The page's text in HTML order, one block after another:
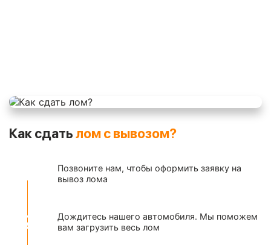
Как сдатьлом с вывозом?
Позвоните нам, чтобы оформить заявку на
вывоз лома
Дождитесь нашего автомобиля. Мы поможем
вам загрузить весь лом